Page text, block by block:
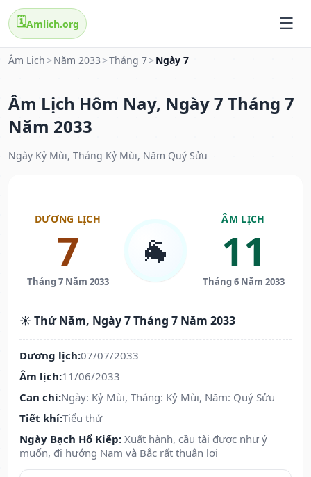
🗓️Amlich.org
Âm Lịch > Năm 2033 >Tháng 7> Ngày 7
Âm Lịch Hôm Nay, Ngày 7 Tháng 7
Năm 2033
Ngày Kỷ Mùi, Tháng Kỷ Mùi, Năm Quý Sửu
DƯƠNG LỊCH
7
Tháng 7 Năm 2033
🐐
ÂM LỊCH
11
Tháng 6 Năm 2033
☀️ Thứ Năm, Ngày 7 Tháng 7 Năm 2033
Dương lịch:07/07/2033
Âm lịch:11/06/2033
Can chi:Ngày: Kỷ Mùi, Tháng: Kỷ Mùi, Năm: Quý Sửu
Tiết khí:Tiểu thử
Ngày Bạch Hổ Kiếp: Xuất hành, cầu tài được như ý
muốn, đi hướng Nam và Bắc rất thuận lợi